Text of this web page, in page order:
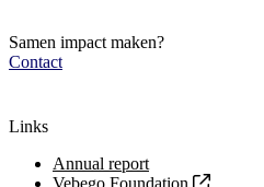
Samen impact maken?
Contact
Links
Annual report
Vebego Foundation